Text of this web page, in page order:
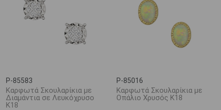
P-85583
Καρφωτά Σκουλαρίκια με
Διαμάντια σε Λευκόχρυσο
Κ18
P-85016
Καρφωτά Σκουλαρίκια με
Οπάλιο Χρυσός K18